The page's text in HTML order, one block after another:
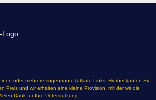
oder mehrere sogenannte Affiliate-Links. Hierbei kaufen Sie
Preis und wir erhalten eine kleine Provision, mit der wir die
Dank für Ihre Unterstützung.